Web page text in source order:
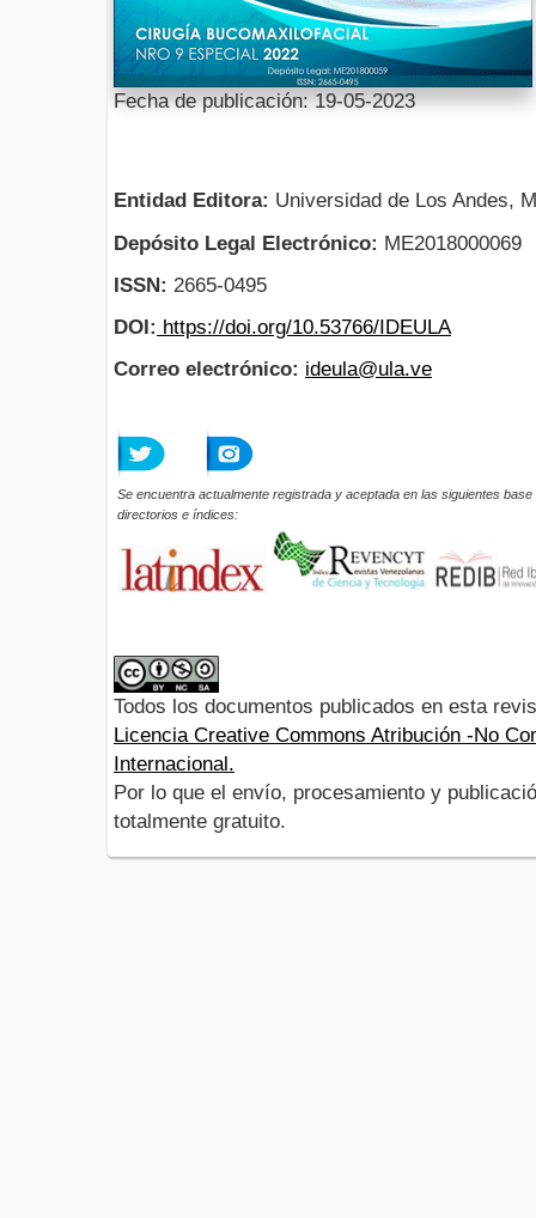
Fecha de publicación: 19-05-2023
Entidad Editora: Universidad de Los Andes,
Depósito Legal Electrónico: ME2018000069
ISSN: 2665-0495
DOI: https://doi.org/10.53766/IDEULA
Correo electrónico: ideula@ula.ve
Se encuentra actualmente registrada y aceptada en las siguientes base
directorios e índices:
Todos los documentos publicados en esta
Licencia Creative Commons Atribución -No
Internacional.
Por lo que el envío, procesamiento y
totalmente gratuito.